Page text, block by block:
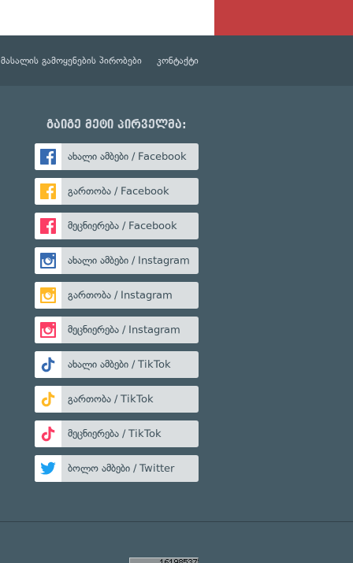
მასალის გამოყენების პირობები კონტაქტი
გაიგე მეტი პირველმა:
ახალი ამბები / Facebook
გართობა / Facebook
მეცნიერება / Facebook
ახალი ამბები / Instagram
გართობა / Instagram
მეცნიერება / Instagram
ახალი ამბები / TikTok
გართობა / TikTok
მეცნიერება / TikTok
ბოლო ამბები / Twitter